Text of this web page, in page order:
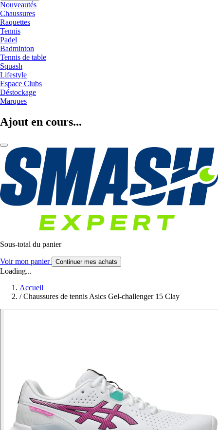
Nouveautés
Chaussures
Raquettes
Tennis
Padel
Badminton
Tennis de table
Squash
Lifestyle
Espace Clubs
Déstockage
Marques
Ajout en cours...
Sous-total du panier
Voir mon panier Continuer mes achats
Loading...
Accueil
/ Chaussures de tennis Asics Gel-challenger 15 Clay